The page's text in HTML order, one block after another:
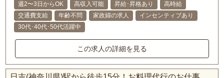
週2〜3日からOK 高収入可能 昇給･昇格あり
高時給
交通費支給
年齢不問 家政婦の求人
インセンティブあり
30代･40代･50代活躍中
この求人の詳細を見る